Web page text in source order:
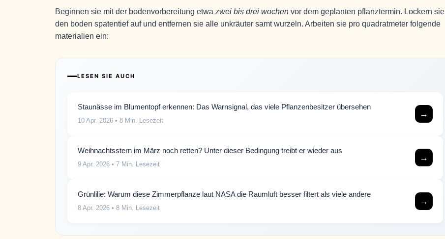
Beginnen sie mit der bodenvorbereitung etwa zwei bis drei wochen vor dem geplanten pflanztermin. Lockern sie
den boden spatentief auf und entfernen sie alle unkräuter samt wurzeln. Arbeiten sie pro quadratmeter folgende
materialien ein:
LESEN SIE AUCH
Staunässe im Blumentopf erkennen: Das Warnsignal, das viele Pflanzenbesitzer übersehen
10 Apr. 2026 • 8 Min. Lesezeit
→
Weihnachtsstern im März noch retten? Unter dieser Bedingung treibt er wieder aus
9 Apr. 2026 • 7 Min. Lesezeit
→
Grünlilie: Warum diese Zimmerpflanze laut NASA die Raumluft besser filtert als viele andere
8 Apr. 2026 • 8 Min. Lesezeit
→